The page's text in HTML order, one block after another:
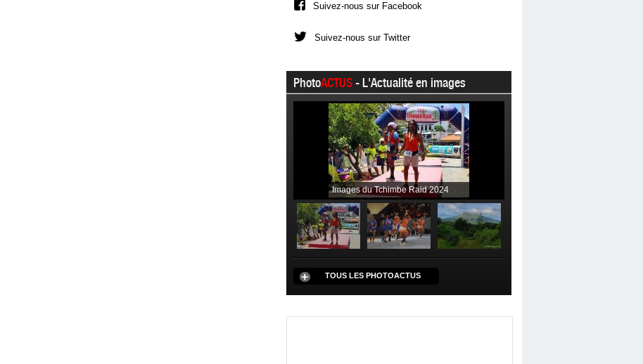
Suivez-nous sur Facebook
Suivez-nous sur Twitter
PhotoACTUS- L'Actualité en images
Images du Tchimbe Raid 2024
TOUS LES PHOTOACTUS